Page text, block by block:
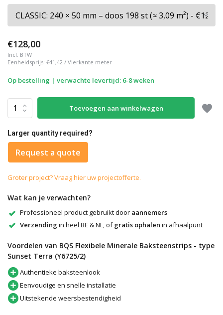
€128,00
Incl. BTW
Eenheidsprijs: €41,42 / Vierkante meter
Op bestelling | verwachte levertijd: 6-8 weken
Toevoegen aan winkelwagen
Larger quantity required?
Request a quote
Groter project? Vraag hier uw projectofferte.
Wat kan je verwachten?
Professioneel product gebruikt door aannemers
Verzending in heel BE & NL, ofgratis ophalen in afhaalpunt
Voordelen van BQS Flexibele Minerale Baksteenstrips - type
Sunset Terra (Y6725/2)
Authentieke baksteenlook
Eenvoudige en snelle installatie
Uitstekende weersbestendigheid